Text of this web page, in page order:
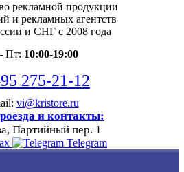
рекламной продукции
и рекламных агентств
и СНГ с 2008 года
Пт: 10:00-19:00
275-21-12
vi@kristore.ru
и контакты:
Партийный пер. 1
Telegram